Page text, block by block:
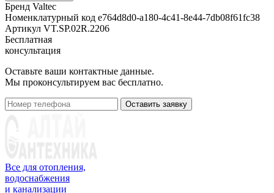
Бренд Valtec
Номенклатурный код e764d8d0-a180-4c41-8e44-7db08f61fc38
Артикул VT.SP.02R.2206
Бесплатная
консультация
Оставьте ваши контактные данные.
Мы проконсультируем вас бесплатно.
Оставить заявку
Все для отопления,
водоснабжения
и канализации